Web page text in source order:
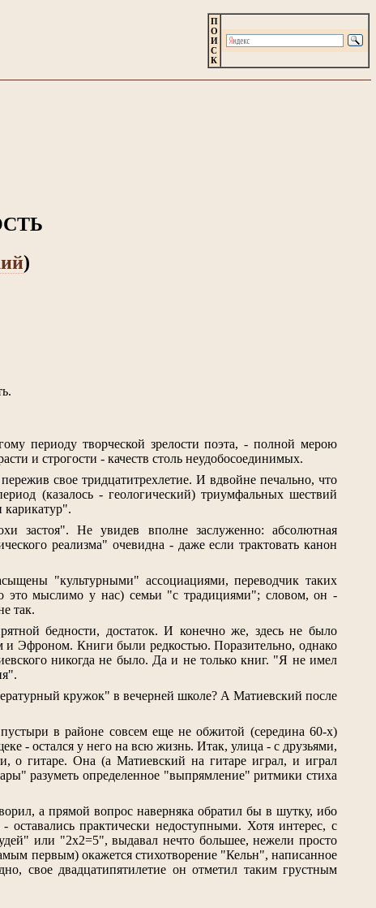
П
О
И
С
К
)
периоду творческой зрелости поэта, - полной мерою
и строгости - качеств столь неудобосоединимых.
свое тридцатитрехлетие. И вдвойне печально, что
(казалось - геологический) триумфальных шествий
карикатур".
застоя". Не увидев вполне заслуженно: абсолютная
реализма" очевидна - даже если трактовать канон
"культурными" ассоциациями, переводчик таких
это мыслимо у нас) семьи "с традициями"; словом, он -
так.
бедности, достаток. И конечно же, здесь не было
Эфроном. Книги были редкостью. Поразительно, однако
никогда не было. Да и не только книг. "Я не имел
кружок" в вечерней школе? А Матиевский после
в районе совсем еще не обжитой (середина 60-х)
- остался у него на всю жизнь. Итак, улица - с друзьями,
о гитаре. Она (а Матиевский на гитаре играл, и играл
разуметь определенное "выпрямление" ритмики стиха
а прямой вопрос наверняка обратил бы в шутку, ибо
практически недоступными. Хотя интерес, с
или "2х2=5", выдавал нечто большее, нежели просто
первым) окажется стихотворение "Кельн", написанное
свое двадцатипятилетие он отметил таким грустным